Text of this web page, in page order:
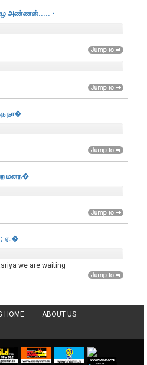
அண்ணன்..... -
நா�
மனந�
; ஏ.�
we are waiting
HOME ABOUT US